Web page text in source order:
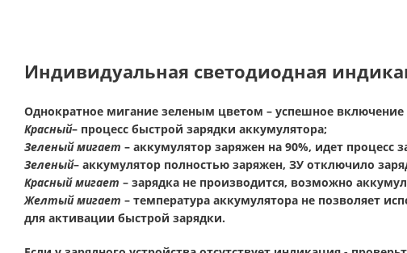
Индивидуальная светодиодная
Однократное мигание зеленым цветом – успешное включение
Красный– процесс быстрой зарядки аккумулятора;
Зеленый мигает – аккумулятор заряжен на 90%, идет
Зеленый– аккумулятор полностью заряжен, ЗУ отключило
Красный мигает – зарядка не производится, возможно
Желтый мигает – температура аккумулятора не позволяет
для активации быстрой зарядки.